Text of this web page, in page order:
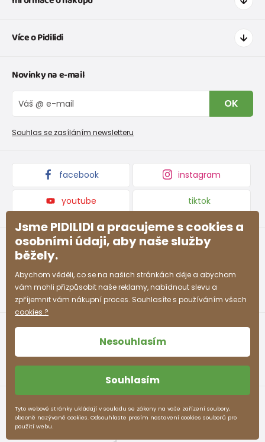
Doprava a platba
Tabulka velikostí obuvi
Vrácení zboží a reklamace
Reklamační řád
Nevyzvednutá objednávka na dobírku
Více o Pidilidi
O nás
Blog
Velkoobchod PiDiLiDi
Affiliate program
Kolekce zboží
Novinky na e-mail
OK
Souhlas se zasíláním newsletteru
facebook instagram
youtube tiktok
pidilidi.cz © 2026. WebdesignLitvanyi.sk.
Jsme PIDILIDI a pracujeme s cookies a
osobními údaji, aby naše služby
běžely.
Abychom věděli, co se na našich stránkách děje a abychom
vám mohli přizpůsobit naše reklamy, nabídnout slevu a
zpříjemnit vám nákupní proces. Souhlasíte s používáním všech
cookies ?
Nesouhlasím
Souhlasím
Tyto webové stránky ukládají v souladu se zákony na vaše zařízení soubory,
obecně nazývané cookies. Odsouhlaste prosím nastavení cookies souborů pro
použití webu.